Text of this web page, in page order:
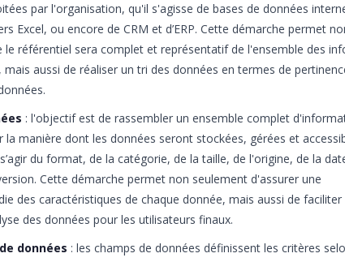
par l'organisation, qu'il s'agisse de bases de données
Excel, ou encore de CRM et d’ERP. Cette démarche permet
le référentiel sera complet et représentatif de l'ensemble des
aussi de réaliser un tri des données en termes de
: l'objectif est de rassembler un ensemble complet
manière dont les données seront stockées, gérées et
du format, de la catégorie, de la taille, de l'origine, de la
Cette démarche permet non seulement d'assurer une
des caractéristiques de chaque donnée, mais aussi de faciliter
des données pour les utilisateurs finaux.
données : les champs de données définissent les critères